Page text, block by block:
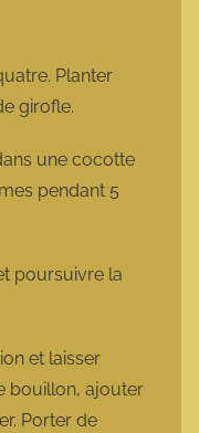
Planter
girofle.
une cocotte
pendant 5
poursuivre la
et laisser
bouillon, ajouter
Porter de